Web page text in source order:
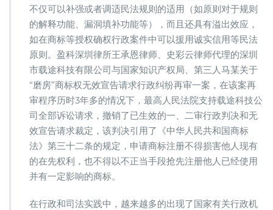
不仅可以补强或者调适民法规则的适用（如原则对于规则
的解释功能、漏洞填补功能等），而且还具有溢出效应，
如在商标等授权确权行政案件中可以援用诚实信用等民法
原则。盈科深圳律所王承恩律师、史彩云律师代理的深圳
市载途科技有限公司与国家知识产权局、第三人马某关于
“磨房”商标权无效宣告请求行政纠纷再审一案，在该案再
审程序历时3年多的情况下，最高人民法院支持载途科技公
司全部诉讼请求，撤销了已生效的一、二审行政判决和无
效宣告请求裁定，该判决引用了《中华人民共和国商标
法》第三十二条的规定，申请商标注册不得损害他人现有
的在先权利，也不得以不正当手段抢先注册他人已经使用
并有一定影响的商标。
在行政和司法实践中，越来越多的出现了国家有关行政机